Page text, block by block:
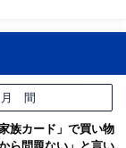
月 間
族カード」で買い物
ら問題ない」と言い